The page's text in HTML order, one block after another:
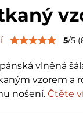
5/5 (
vlněná
vzorem a
nošení.Čtěte